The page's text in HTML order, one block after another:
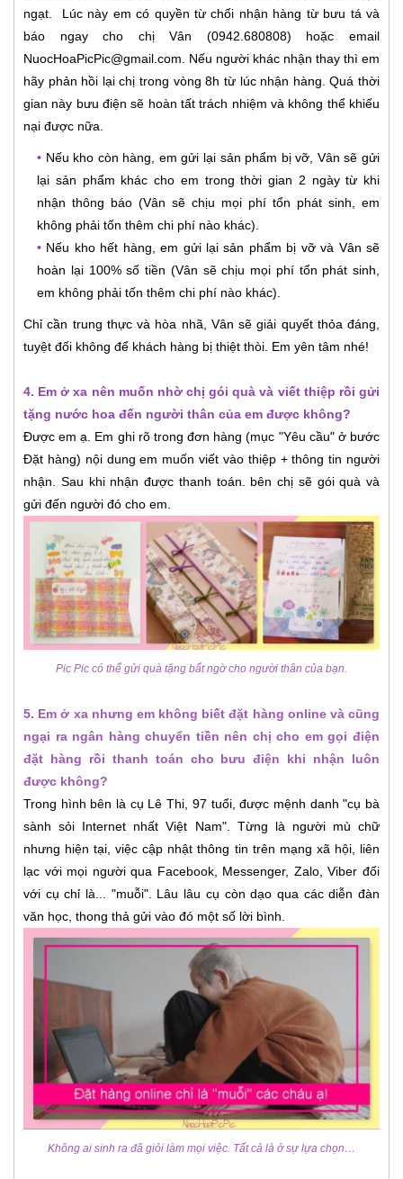
ngạt. Lúc này em có quyền từ chối nhận hàng từ bưu tá và
báo ngay cho chị Vân (0942.680808) hoặc email
NuocHoaPicPic@gmail.com. Nếu người khác nhận thay thì em
hãy phản hồi lại chị trong vòng 8h từ lúc nhận hàng. Quá thời
gian này bưu điện sẽ hoàn tất trách nhiệm và không thể khiếu
nại được nữa.
• Nếu kho còn hàng, em gửi lại sản phẩm bị vỡ, Vân sẽ gửi
lại sản phẩm khác cho em trong thời gian 2 ngày từ khi
nhận thông báo (Vân sẽ chịu mọi phí tổn phát sinh, em
không phải tốn thêm chi phí nào khác).
• Nếu kho hết hàng, em gửi lại sản phẩm bị vỡ và Vân sẽ
hoàn lại 100% số tiền (Vân sẽ chịu mọi phí tổn phát sinh,
em không phải tốn thêm chi phí nào khác).
Chỉ cần trung thực và hòa nhã, Vân sẽ giải quyết thỏa đáng,
tuyệt đối không để khách hàng bị thiệt thòi. Em yên tâm nhé!
4. Em ở xa nên muốn nhờ chị gói quà và viết thiệp rồi gửi
tặng nước hoa đến người thân của em được không?
Được em ạ. Em ghi rõ trong đơn hàng (mục "Yêu cầu" ở bước
Đặt hàng) nội dung em muốn viết vào thiệp + thông tin người
nhận. Sau khi nhận được thanh toán. bên chị sẽ gói quà và
gửi đến người đó cho em.
Pic Pic có thể gửi quà tặng bất ngờ cho người thân của bạn.
5. Em ở xa nhưng em không biết đặt hàng online và cũng
ngại ra ngân hàng chuyển tiền nên chị cho em gọi điện
đặt hàng rồi thanh toán cho bưu điện khi nhận luôn
được không?
Trong hình bên là cụ Lê Thi, 97 tuổi, được mệnh danh "cụ bà
sành sỏi Internet nhất Việt Nam". Từng là người mù chữ
nhưng hiện tại, việc cập nhật thông tin trên mạng xã hội, liên
lạc với mọi người qua Facebook, Messenger, Zalo, Viber đối
với cụ chỉ là... "muỗi". Lâu lâu cụ còn dạo qua các diễn đàn
văn học, thong thả gửi vào đó một số lời bình.
Không ai sinh ra đã giỏi làm mọi việc. Tất cả là ở sự lựa chọn…